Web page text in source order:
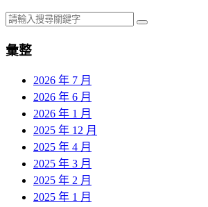
彙整
2026 年 7 月
2026 年 6 月
2026 年 1 月
2025 年 12 月
2025 年 4 月
2025 年 3 月
2025 年 2 月
2025 年 1 月